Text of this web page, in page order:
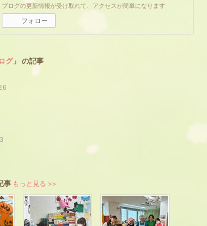
ブログの更新情報が受け取れて、アクセスが簡単になります
フォロー
グ」 の記事
3
事 もっと見る >>